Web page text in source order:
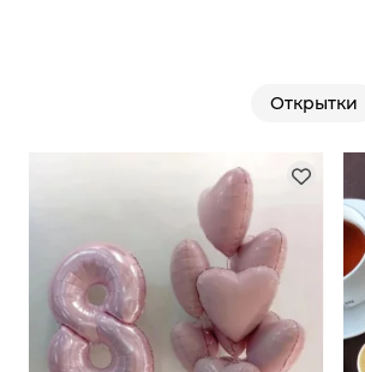
Открытки